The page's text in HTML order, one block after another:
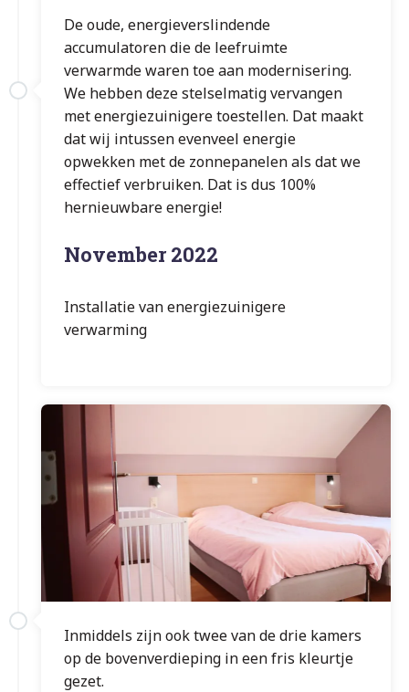
De oude, energieverslindende
accumulatoren die de leefruimte
verwarmde waren toe aan modernisering.
We hebben deze stelselmatig vervangen
met energiezuinigere toestellen. Dat maakt
dat wij intussen evenveel energie
opwekken met de zonnepanelen als dat we
effectief verbruiken. Dat is dus 100%
hernieuwbare energie!
November 2022
Installatie van energiezuinigere
verwarming
Inmiddels zijn ook twee van de drie kamers
op de bovenverdieping in een fris kleurtje
gezet.